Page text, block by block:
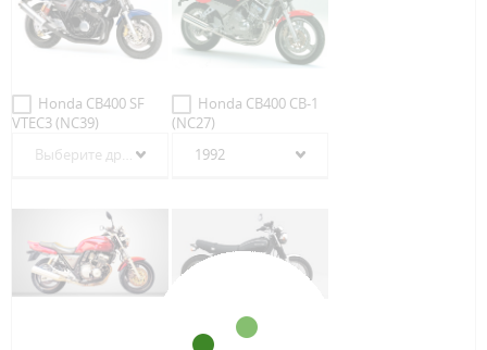
Honda CB400 SF
VTEC3 (NC39)
Выберите другой год
Honda CB400 CB-1
(NC27)
1992